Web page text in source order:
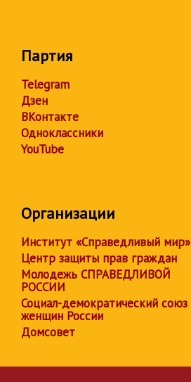
Партия
Telegram
Дзен
ВКонтакте
Одноклассники
YouTube
Организации
Институт «Справедливый мир»
Центр защиты прав граждан
Молодежь СПРАВЕДЛИВОЙ
РОССИИ
Социал-демократический союз
женщин России
Домсовет